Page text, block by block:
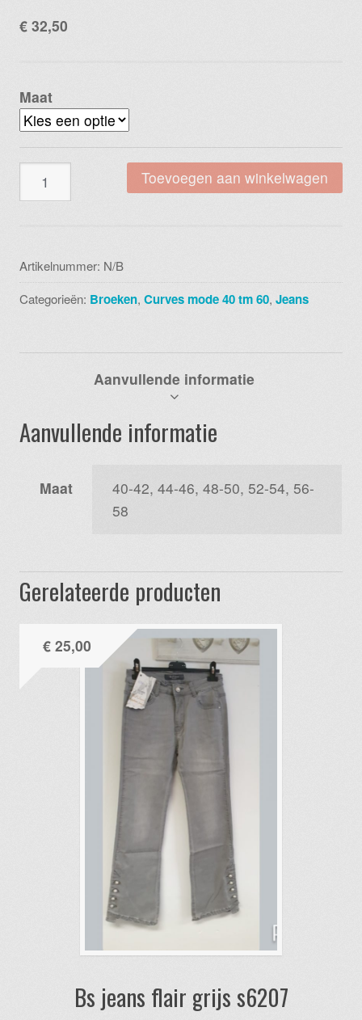
€ 32,50
Maat
boord
d
8006
aantal
Toevoegen aan winkelwagen
Artikelnummer: N/B
Categorieën: Broeken,Curves mode 40 tm 60,Jeans
Aanvullende informatie
Aanvullende informatie
Maat
40-42, 44-46, 48-50, 52-54, 56-
58
Gerelateerde producten
Bs jeans flair grijs s6207
€25,00